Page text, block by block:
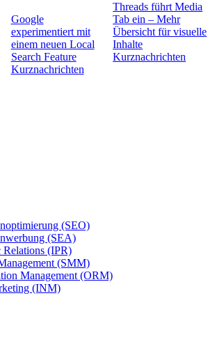
Google
experimentiert mit
einem neuen Local
Search Feature
Kurznachrichten
Threads führt Media
Tab ein – Mehr
Übersicht für visuelle
Inhalte
Kurznachrichten
(SEO)
(SEA)
Relations (IPR)
(SMM)
Management (ORM)
(INM)